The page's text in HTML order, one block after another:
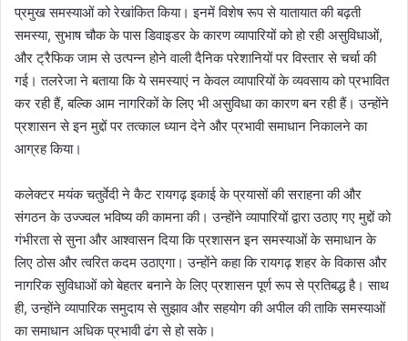
प्रमुख समस्याओं को रेखांकित किया। इनमें विशेष रूप से यातायात की बढ़ती
समस्या, सुभाष चौक के पास डिवाइडर के कारण व्यापारियों को हो रही असुविधाओं,
और ट्रैफिक जाम से उत्पन्न होने वाली दैनिक परेशानियों पर विस्तार से चर्चा की
गई। तलरेजा ने बताया कि ये समस्याएं न केवल व्यापारियों के व्यवसाय को प्रभावित
कर रही हैं, बल्कि आम नागरिकों के लिए भी असुविधा का कारण बन रही हैं। उन्होंने
प्रशासन से इन मुद्दों पर तत्काल ध्यान देने और प्रभावी समाधान निकालने का
आग्रह किया।
कलेक्टर मयंक चतुर्वेदी ने कैट रायगढ़ इकाई के प्रयासों की सराहना की और
संगठन के उज्ज्वल भविष्य की कामना की। उन्होंने व्यापारियों द्वारा उठाए गए मुद्दों को
गंभीरता से सुना और आश्वासन दिया कि प्रशासन इन समस्याओं के समाधान के
लिए ठोस और त्वरित कदम उठाएगा। उन्होंने कहा कि रायगढ़ शहर के विकास और
नागरिक सुविधाओं को बेहतर बनाने के लिए प्रशासन पूर्ण रूप से प्रतिबद्ध है। साथ
ही, उन्होंने व्यापारिक समुदाय से सुझाव और सहयोग की अपील की ताकि समस्याओं
का समाधान अधिक प्रभावी ढंग से हो सके।